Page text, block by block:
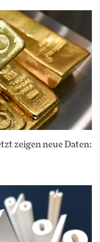
zeigen neue Daten: